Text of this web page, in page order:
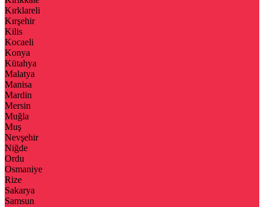
Kırklareli
Kırşehir
Kilis
Kocaeli
Konya
Kütahya
Malatya
Manisa
Mardin
Mersin
Muğla
Muş
Nevşehir
Niğde
Ordu
Osmaniye
Rize
Sakarya
Samsun